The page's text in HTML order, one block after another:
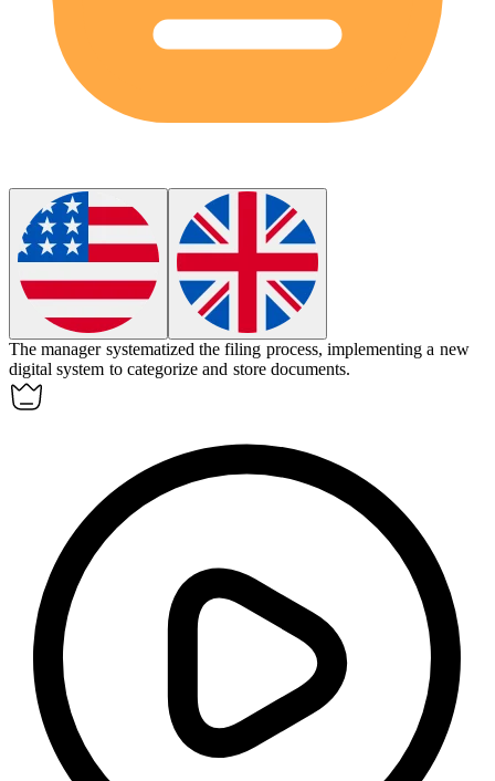
The manager systematized the filing process, implementing a new
digital system to categorize and store documents.